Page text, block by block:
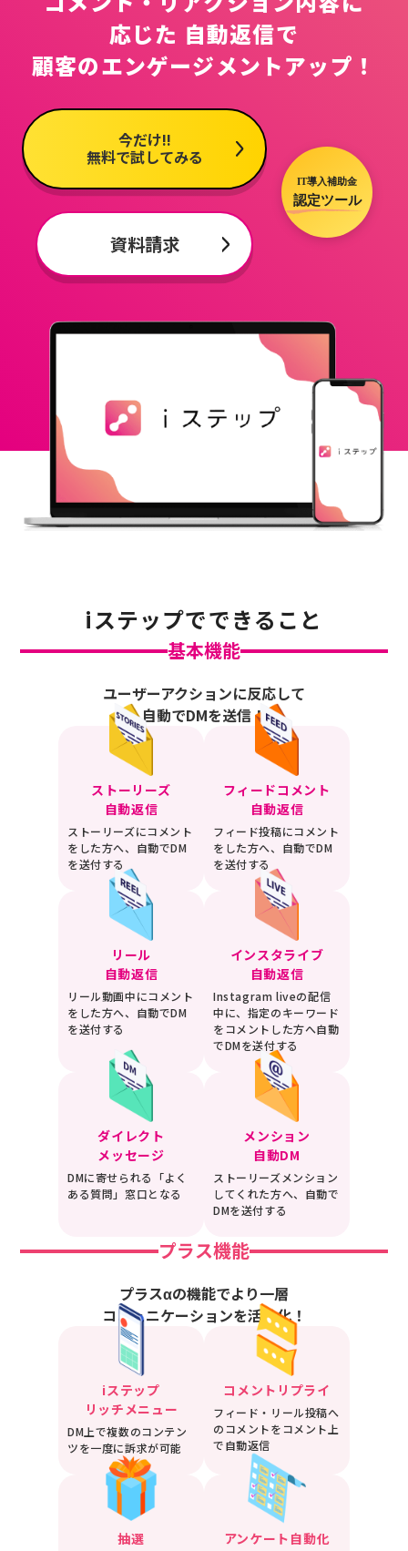
応じた 自動返信で
顧客のエンゲージメントアップ！
今だけ!!
無料で試してみる
資料請求
iステップでできること
基本機能
ユーザーアクションに反応して
自動でDMを送信！
ストーリーズ
自動返信
ストーリーズにコメント
をした方へ、自動でDM
を送付する
フィードコメント
自動返信
フィード投稿にコメント
をした方へ、自動でDM
を送付する
リール
自動返信
リール動画中にコメント
をした方へ、自動でDM
を送付する
インスタライブ
自動返信
Instagram liveの配信
中に、指定のキーワード
をコメントした方へ自動
でDMを送付する
ダイレクト
メッセージ
DMに寄せられる「よく
ある質問」窓口となる
メンション
自動DM
ストーリーズメンション
してくれた方へ、自動で
DMを送付する
プラス機能
プラスαの機能でより一層
コミュニケーションを活性化！
iステップ
リッチメニュー
DM上で複数のコンテン
ツを一度に訴求が可能
コメントリプライ
フィード・リール投稿へ
のコメントをコメント上
で自動返信
抽選 アンケート自動化